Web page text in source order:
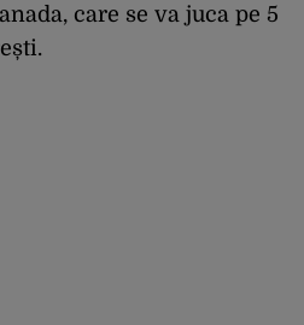
care se va juca pe 5